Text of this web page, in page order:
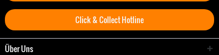
Click & Collect Hotline
Über Uns